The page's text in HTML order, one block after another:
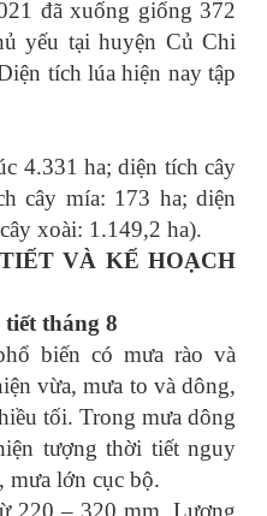
đã xuống giống 372
yếu tại huyện Củ Chi
tích lúa hiện nay tập
4.331 ha; diện tích cây
cây mía: 173 ha; diện
xoài: 1.149,2 ha).
VÀ KẾ HOẠCH
tháng 8
biến có mưa rào và
vừa, mưa to và dông,
tối. Trong mưa dông
tượng thời tiết nguy
mưa lớn cục bộ.
220 – 320 mm. Lượng